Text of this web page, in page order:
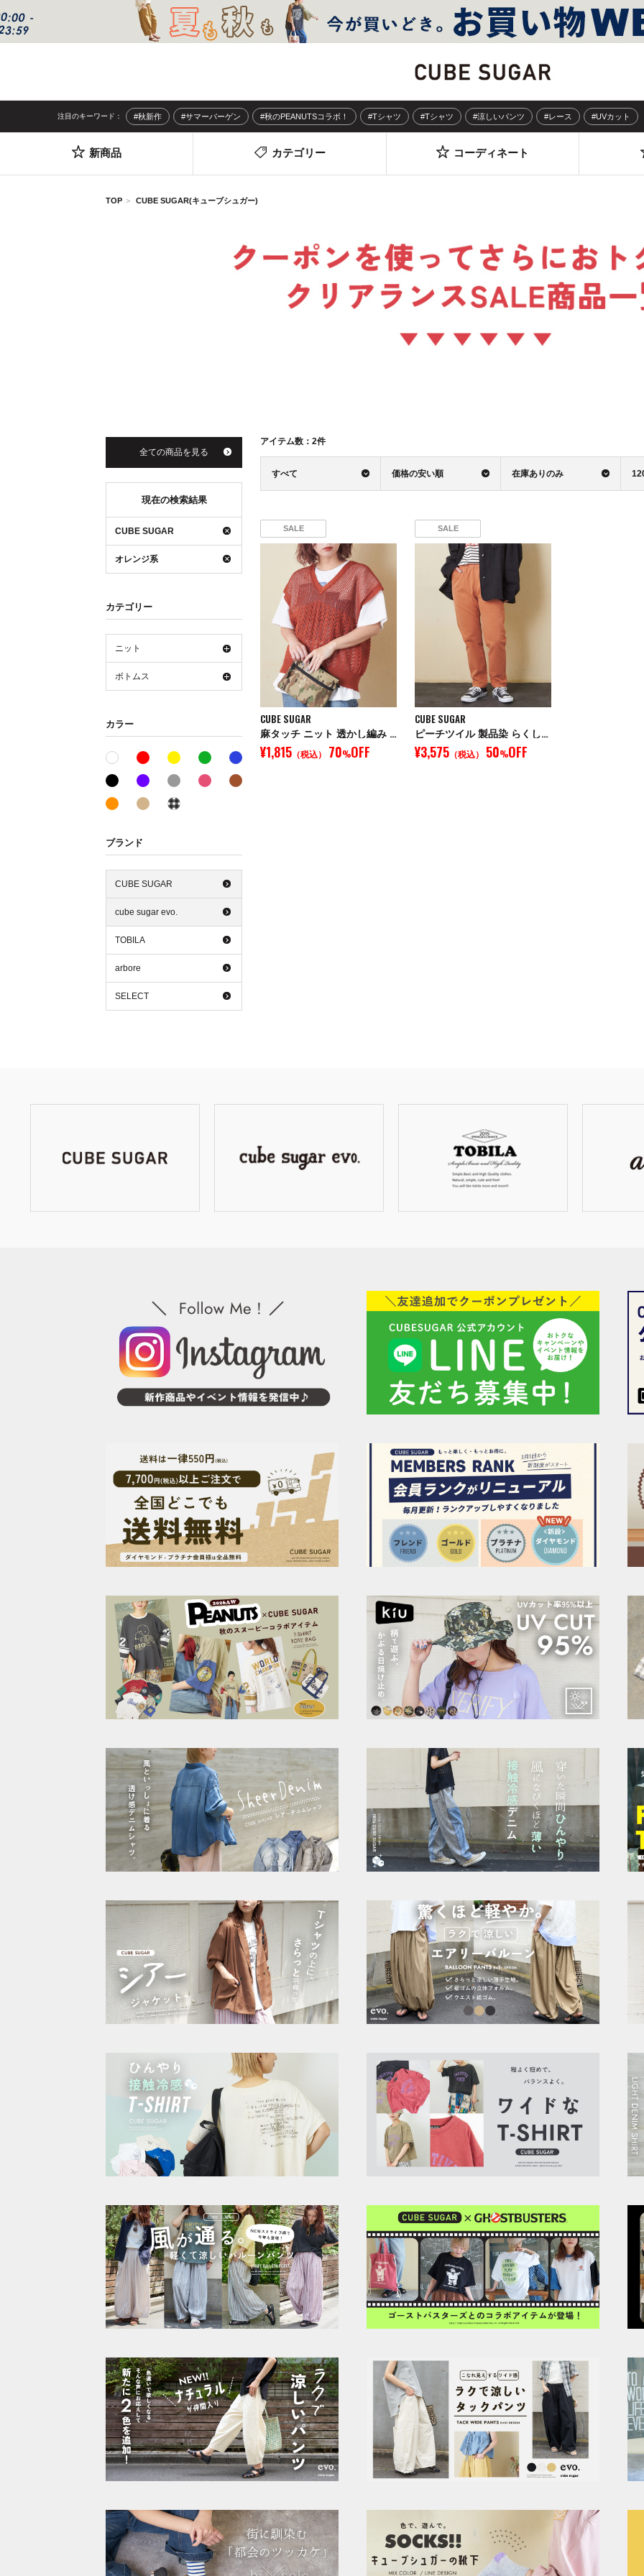
注目のキーワード： #秋新作 #サマーバーゲン #秋のPEANUTSコラボ！ #Tシャツ #Tシャツ #涼しいパンツ #レース #UVカット
新商品 カテゴリー コーディネート
TOP CUBE SUGAR(キューブシュガー)
アイテム数： 2件
すべて 価格の安い順 在庫ありのみ
SALE
CUBE SUGAR
麻タッチ ニット 透かし編み Vネック ベスト
¥1,815 （税込） 70%OFF
SALE
CUBE SUGAR
ピーチツイル 製品染 らくしゅっと パンツ
¥3,575 （税込） 50%OFF
全ての商品を見る
現在の検索結果
CUBE SUGAR
オレンジ系
カテゴリー
ニット
ボトムス
カラー
ホワイト系レッド系 イエロー系グリーン系ブルー系
ブラック系パープル系グレー系 ピンク系
オレンジ系ベージュ系
ブランド
CUBE SUGAR
cube sugar evo.
TOBILA
arbore
SELECT